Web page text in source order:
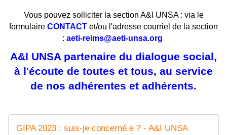
Vous pouvez solliciter la section A&I UNSA : via le
formulaire CONTACT et/ou l'adresse courriel de la section
: aeti-reims@aeti-unsa.org
A&I UNSA partenaire du dialogue social,
à l'écoute de toutes et tous, au service
de nos adhérentes et adhérents.
GIPA 2023 : suis-je concerné.e ? - A&I UNSA